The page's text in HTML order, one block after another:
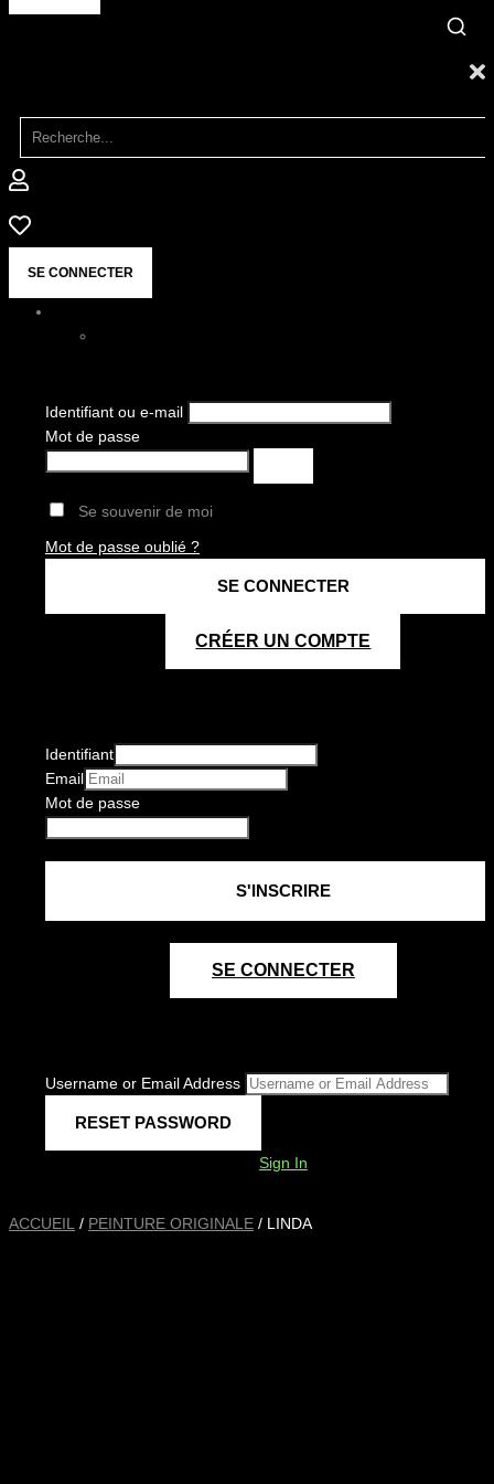
SE CONNECTER
Identifiant ou e-mail
Mot de passe
Se souvenir de moi
Mot de passe oublié ?
CRÉER UN COMPTE
Identifiant
Email
Mot de passe
SE CONNECTER
Username or Email Address
Sign In
ACCUEIL / PEINTURE ORIGINALE / LINDA